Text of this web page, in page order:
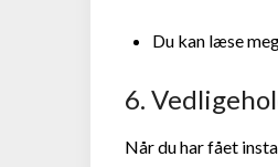
Du kan læse
6.
Når du har fået